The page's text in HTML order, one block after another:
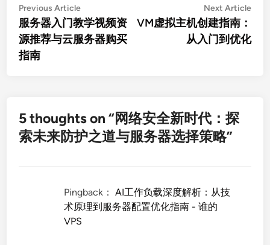
文
章
导
航
Previous ArticlePrevious
article:
服务器入门教学视频资
源推荐与云服务器购买
指南
Next Article
VM虚拟主机创建指南：
从入门到优化
5 thoughts on “网络安全新时代：探
索未来防护之道与服务器选择策略”
Pingback：AI工作负载深度解析：从技
术原理到服务器配置优化指南 - 谁的
VPS